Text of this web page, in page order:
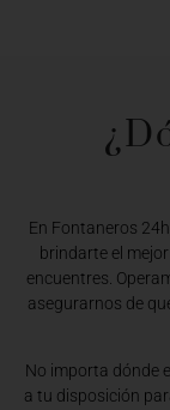
En Fontaneros
brindarte el mejor
encuentres.
asegurarnos de
No importa dónde
a tu disposición